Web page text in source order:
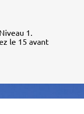
1.
le 15 avant